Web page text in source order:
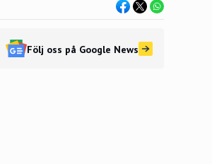
Följ oss på Google News